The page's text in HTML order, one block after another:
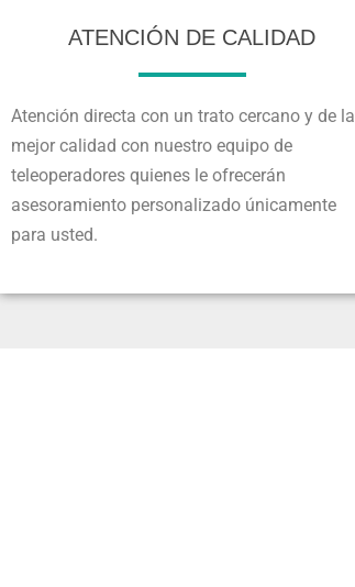
ATENCIÓN DE CALIDAD
Atención directa con un trato cercano y de la
mejor calidad con nuestro equipo de
teleoperadores quienes le ofrecerán
asesoramiento personalizado únicamente
para usted.